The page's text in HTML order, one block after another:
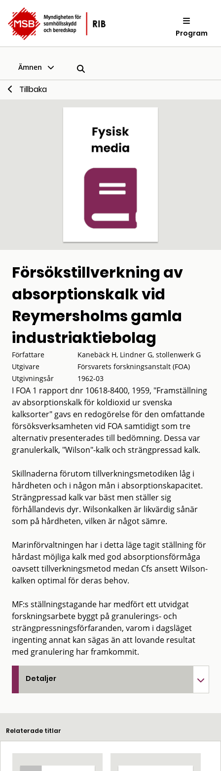
Program
Ämnen
Tillbaka
Försökstillverkning av
absorptionskalk vid
Reymersholms gamla
industriaktiebolag
Författare
Kanebäck H, Lindner G, stollenwerk G
Utgivare
Försvarets forskningsanstalt (FOA)
Utgivningsår
1962-03
I FOA 1 rapport dnr 10618-8400, 1959, "Framställning
av absorptionskalk för koldioxid ur svenska
kalksorter" gavs en redogörelse för den omfattande
försöksverksamheten vid FOA samtidigt som tre
alternativ presenterades till bedömning. Dessa var
granulerkalk, "Wilson"-kalk och strängpressad kalk.
Skillnaderna förutom tillverkningsmetodiken låg i
hårdheten och i någon mån i absorptionskapacitet.
Strängpressad kalk var bäst men ställer sig
förhållandevis dyr. Wilsonkalken är likvärdig sånär
som på hårdheten, vilken är något sämre.
Marinförvaltningen har i detta läge tagit ställning för
hårdast möjliga kalk med god absorptionsförmåga
oavsett tillverkningsmetod medan Cfs ansett Wilson-
kalken optimal för deras behov.
MF:s ställningstagande har medfört ett utvidgat
forskningsarbete byggt på granulerings- och
strängpressningsförfaranden, varom i dagsläget
ingenting annat kan sägas än att lovande resultat
med granulering har framkommit.
Detaljer
Relaterade titlar